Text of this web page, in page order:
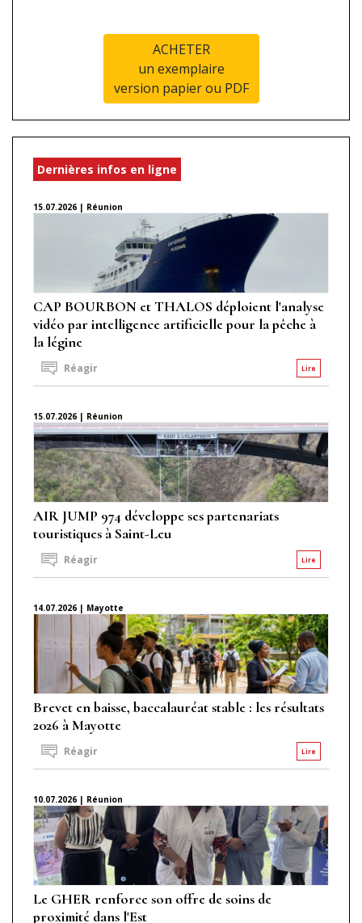
ACHETER
un exemplaire
version papier ou PDF
Dernières infos en ligne
15.07.2026 | Réunion
CAP BOURBON et THALOS déploient l'analyse
vidéo par intelligence artificielle pour la pêche à
la légine
Lire
Réagir
15.07.2026 | Réunion
AIR JUMP 974 développe ses partenariats
touristiques à Saint-Leu
Lire
Réagir
14.07.2026 | Mayotte
Brevet en baisse, baccalauréat stable : les résultats
2026 à Mayotte
Lire
Réagir
10.07.2026 | Réunion
Le GHER renforce son offre de soins de
proximité dans l'Est